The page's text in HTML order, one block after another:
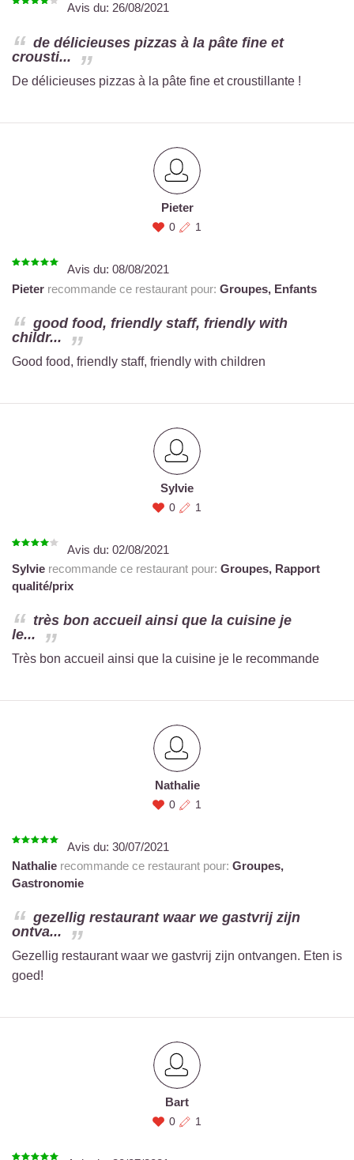
Avis du: 26/08/2021
de délicieuses pizzas à la pâte fine et
crousti...
De délicieuses pizzas à la pâte fine et croustillante !
Pieter
0 1
Avis du: 08/08/2021
Pieter recommande ce restaurant pour: Groupes, Enfants
good food, friendly staff, friendly with
childr...
Good food, friendly staff, friendly with children
Sylvie
0 1
Avis du: 02/08/2021
Sylvie recommande ce restaurant pour: Groupes, Rapport
qualité/prix
très bon accueil ainsi que la cuisine je
le...
Très bon accueil ainsi que la cuisine je le recommande
Nathalie
0 1
Avis du: 30/07/2021
Nathalie recommande ce restaurant pour: Groupes,
Gastronomie
gezellig restaurant waar we gastvrij zijn
ontva...
Gezellig restaurant waar we gastvrij zijn ontvangen. Eten is
goed!
Bart
0 1